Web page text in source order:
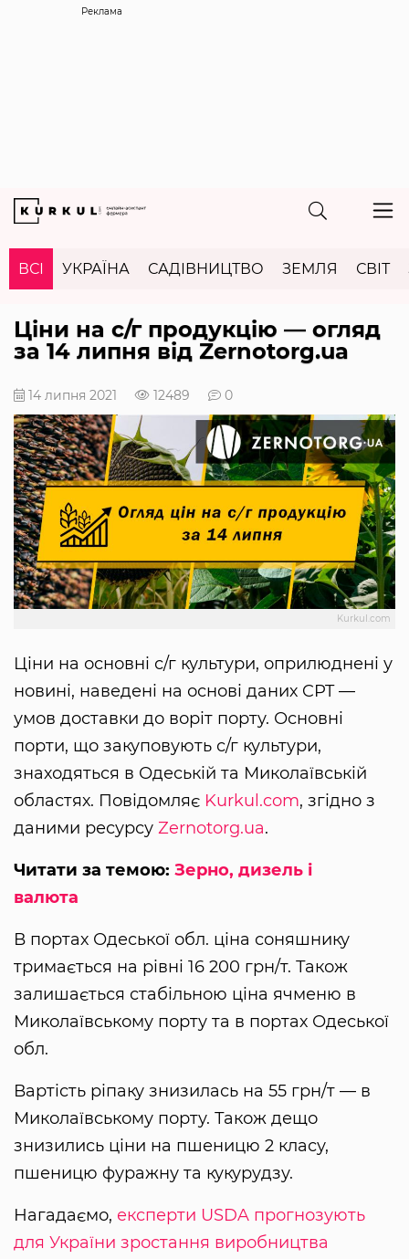
Реклама
ВСІ УКРАЇНА САДІВНИЦТВО ЗЕМЛЯ СВІТ
Ціни на с/г продукцію — огляд
за 14 липня від Zernotorg.ua
14 липня 2021 12489 0
Kurkul.com
Ціни на основні с/г культури, оприлюднені у
новині, наведені на основі даних CPT —
умов доставки до воріт порту. Основні
порти, що закуповують с/г культури,
знаходяться в Одеській та Миколаївській
областях. Повідомляє Kurkul.com, згідно з
даними ресурсу Zernotorg.ua.
Читати за темою: Зерно, дизель і
валюта
В портах Одеської обл. ціна соняшнику
тримається на рівні 16 200 грн/т. Також
залишається стабільною ціна ячменю в
Миколаївському порту та в портах Одеської
обл.
Вартість ріпаку знизилась на 55 грн/т — в
Миколаївському порту. Також дещо
знизились ціни на пшеницю 2 класу,
пшеницю фуражну та кукурудзу.
Нагадаємо, експерти USDA прогнозують
для України зростання виробництва